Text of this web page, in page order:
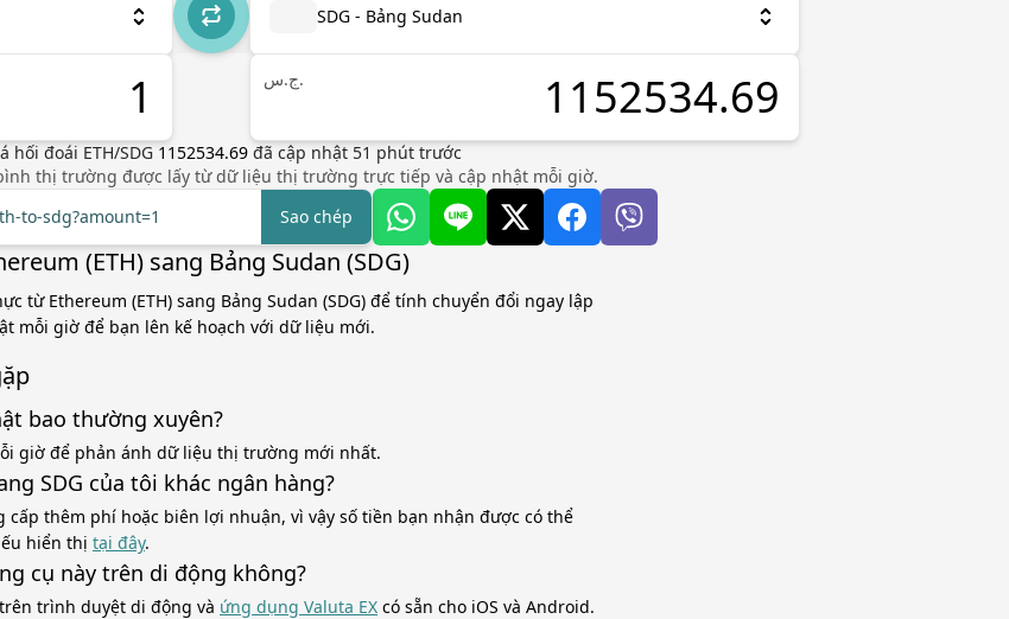
SDG - Bảng Sudan
ج.س.
hối đoái ETH/SDG 1152534.69 đã cập nhật 51 phút trước
thị trường được lấy từ dữ liệu thị trường trực tiếp và cập nhật mỗi giờ.
to-sdg?amount=1
Sao chép
(ETH) sang Bảng Sudan (SDG)
từ Ethereum (ETH) sang Bảng Sudan (SDG) để tính chuyển đổi ngay lập
mỗi giờ để bạn lên kế hoạch với dữ liệu mới.
bao thường xuyên?
giờ để phản ánh dữ liệu thị trường mới nhất.
SDG của tôi khác ngân hàng?
cấp thêm phí hoặc biên lợi nhuận, vì vậy số tiền bạn nhận được có thể
hiển thị tại đây.
cụ này trên di động không?
trình duyệt di động và ứng dụng Valuta EX có sẵn cho iOS và Android.